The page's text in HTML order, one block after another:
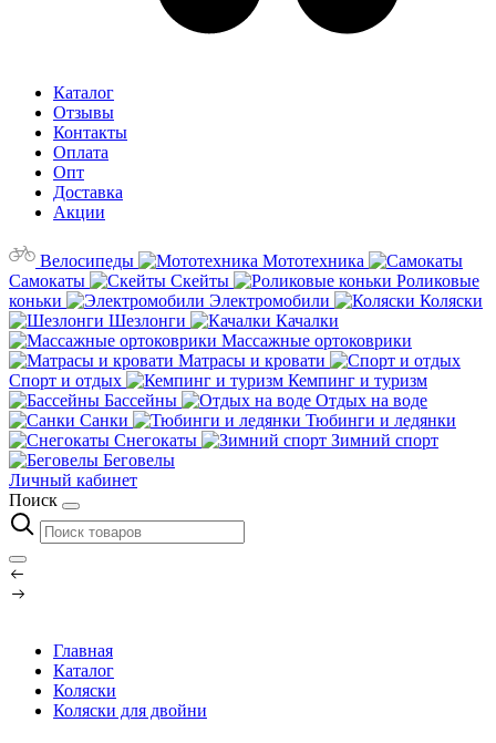
Каталог
Отзывы
Контакты
Оплата
Опт
Доставка
Акции
Велосипеды
Мототехника
Самокаты
Скейты
Роликовые
коньки
Электромобили
Коляски
Шезлонги
Качалки
Массажные ортоковрики
Матрасы и кровати
Спорт и отдых
Кемпинг и туризм
Бассейны
Отдых на воде
Санки
Тюбинги и ледянки
Снегокаты
Зимний спорт
Беговелы
Личный кабинет
Поиск
Главная
Каталог
Коляски
Коляски для двойни